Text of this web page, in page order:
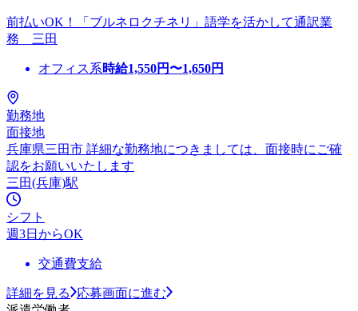
前払いOK！「ブルネロクチネリ」語学を活かして通訳業
務 三田
オフィス系時給1,550円〜1,650円
勤務地
面接地
兵庫県三田市 詳細な勤務地につきましては、面接時にご確
認をお願いいたします
三田(兵庫)駅
シフト
週3日からOK
交通費支給
詳細を見る
応募画面に進む